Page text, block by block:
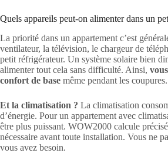
Quels appareils peut-on alimenter dans un
La priorité dans un appartement c’est
ventilateur, la télévision, le chargeur de
petit réfrigérateur. Un système solaire bien
alimenter tout cela sans difficulté. Ainsi,
confort de base même pendant les coupures.
Et la climatisation ? La climatisation
d’énergie. Pour un appartement avec
être plus puissant. WOW2000 calcule
nécessaire avant toute installation. Vous ne
vous avez besoin.